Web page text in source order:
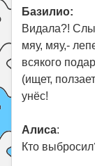
Базилио:
Видала?!
мяу, мяу,-
всякого
(ищет,
унёс!
Алиса:
Кто